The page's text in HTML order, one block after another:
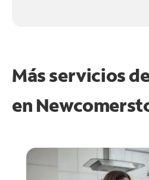
Más servicios
en